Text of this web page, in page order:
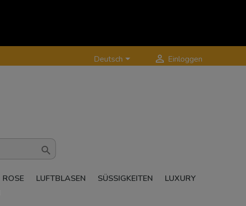
Deutsch  Einloggen

ROSE LUFTBLASEN SÜSSIGKEITEN
LUXURY